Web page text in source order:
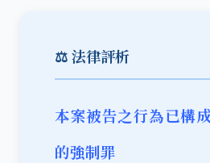
⚖️ 法律評析
本案被告之行為已構
的強制罪